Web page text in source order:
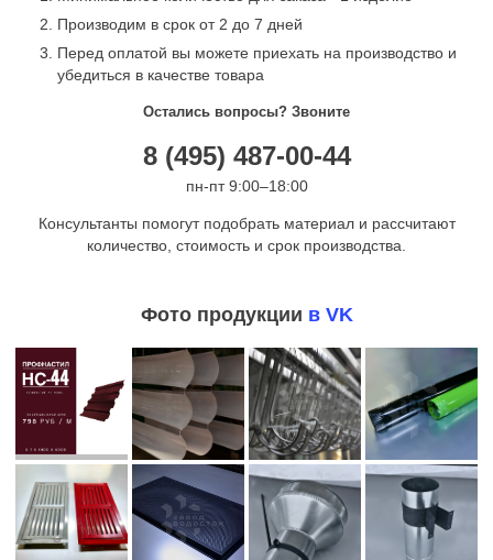
Производим в срок от 2 до 7 дней
Перед оплатой вы можете приехать на производство и
убедиться в качестве товара
Остались вопросы? Звоните
8 (495) 487-00-44
пн-пт 9:00–18:00
Консультанты помогут подобрать материал и рассчитают
количество, стоимость и срок производства.
Фото продукции в VK